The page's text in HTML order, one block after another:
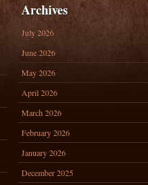
Archives
July 2026
June 2026
May 2026
April 2026
March 2026
February 2026
January 2026
December 2025